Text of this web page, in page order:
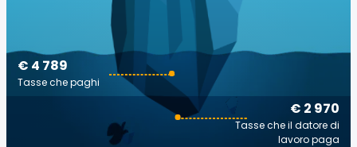
€ 2 970
Tasse che il datore di
lavoro paga
€ 4 789
Tasse che paghi